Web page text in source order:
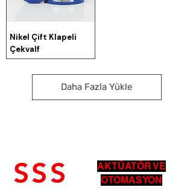
Nikel Çift Klapeli
Çekvalf
Daha Fazla Yükle
S S S
AKTÜATÖR VE
OTOMASYON